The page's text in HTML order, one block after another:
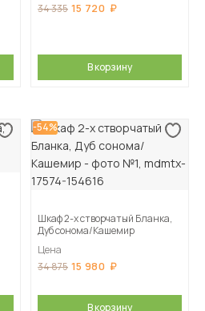
34 335 15 720
В корзину
-54%
Шкаф 2-х створчатый Бланка,
Дуб сонома/Кашемир
Цена
34 875 15 980
В корзину